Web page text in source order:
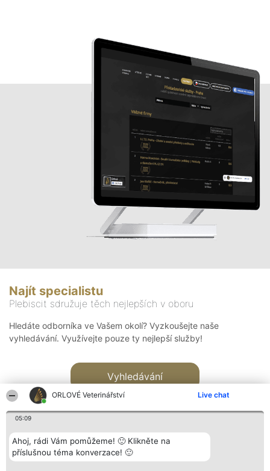
ORLOVÉ Veterinářství Live chat
05:09
Ahoj, rádi Vám pomůžeme! 🙂 Klikněte na
příslušnou téma konverzace! 🙂
Najít specialistu
Plebiscit sdružuje těch nejlepších v oboru
Hledáte odborníka ve Vašem okolí? Vyzkoušejte naše
vyhledávání. Využívejte pouze ty nejlepší služby!
Vyhledávání